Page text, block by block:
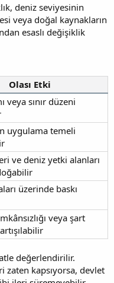
deniz seviyesinin
veya doğal kaynakların
esaslı değişiklik
Olası Etki
veya sınır düzeni
uygulama temeli
ve deniz yetki alanları
üzerinde baskı
veya şart
değerlendirilir.
zaten kapsıyorsa, devlet